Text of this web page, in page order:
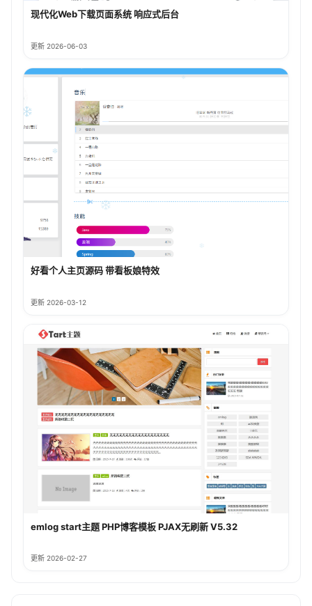
现代化Web下载页面系统 响应式后台
更新 2026-06-03
好看个人主页源码 带看板娘特效
更新 2026-03-12
emlog start主题 PHP博客模板 PJAX无刷新 V5.32
更新 2026-02-27